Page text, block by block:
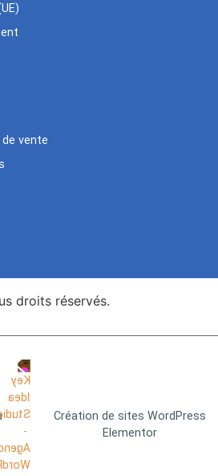
vente
droits réservés.
Création de sites WordPress
Elementor